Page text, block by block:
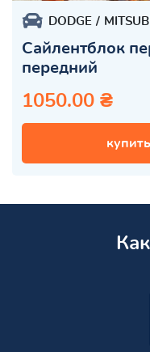
DODGE
Сайлентблок
передний
1050.00 ₴